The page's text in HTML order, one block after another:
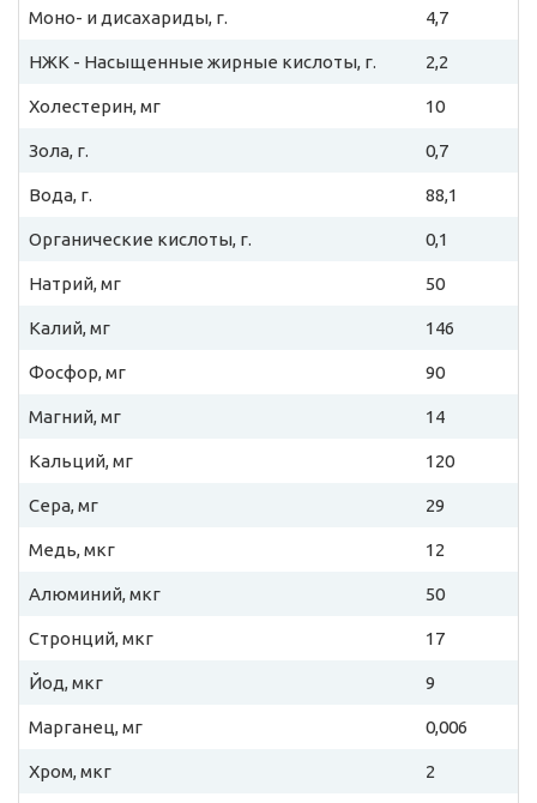
Моно- и дисахариды, г. 4,7
НЖК - Насыщенные жирные кислоты, г. 2,2
Холестерин, мг 10
Зола, г. 0,7
Вода, г. 88,1
Органические кислоты, г. 0,1
Натрий, мг 50
Калий, мг 146
Фосфор, мг 90
Магний, мг 14
Кальций, мг 120
Сера, мг 29
Медь, мкг 12
Алюминий, мкг 50
Стронций, мкг 17
Йод, мкг 9
Марганец, мг 0,006
Хром, мкг 2